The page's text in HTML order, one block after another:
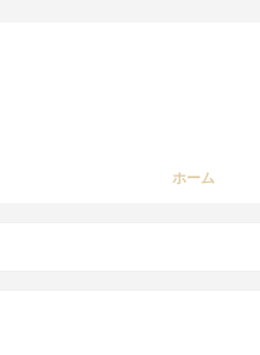
ホーム